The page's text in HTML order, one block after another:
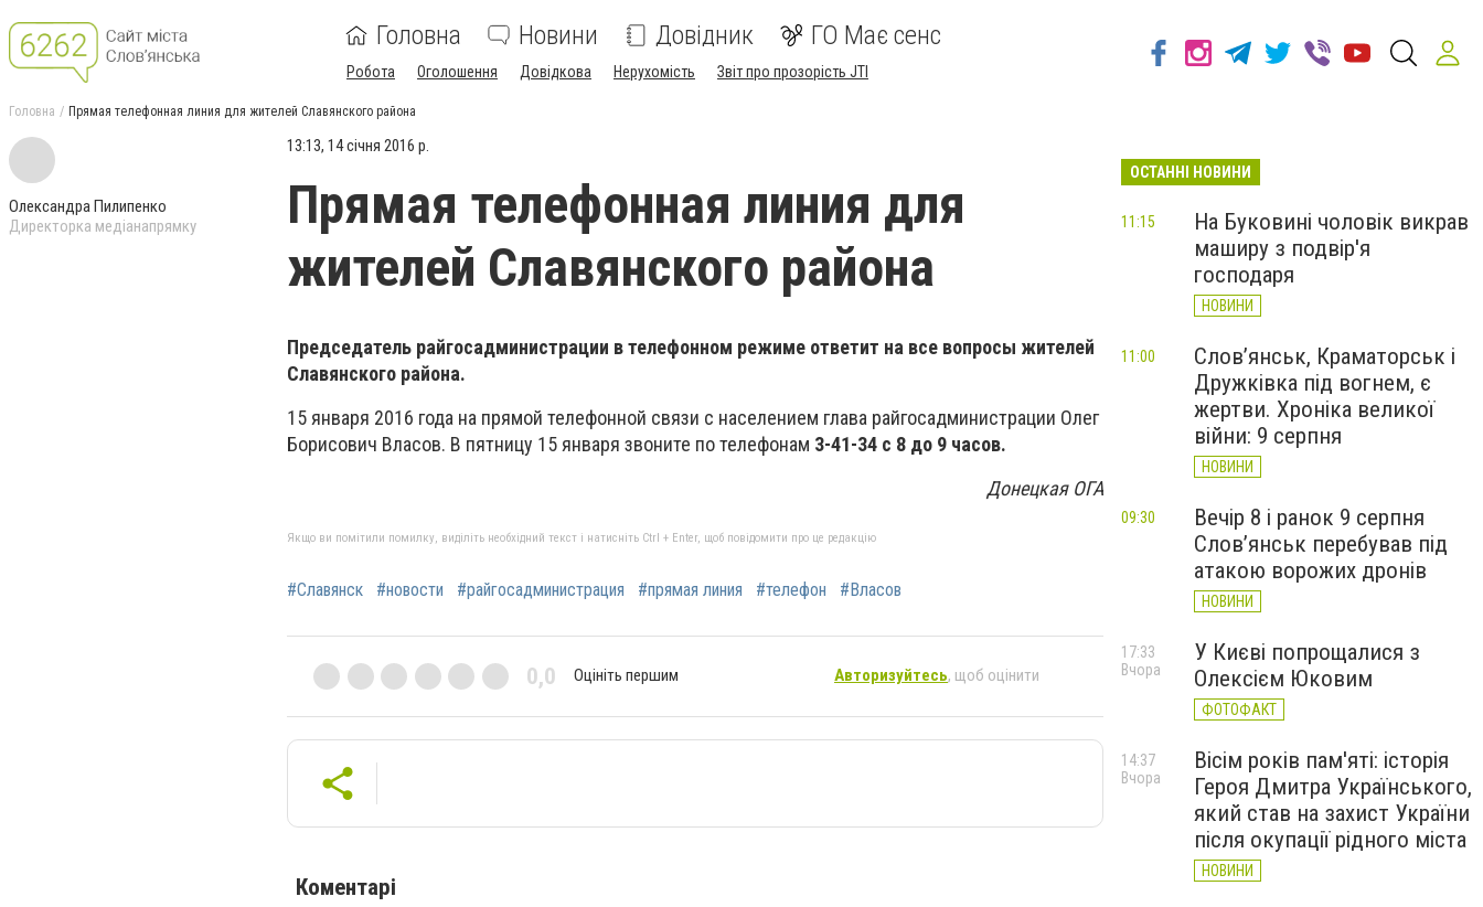
Головна Новини Довідник ГО Має сенс
Робота Оголошення Довідкова Нерухомість Звіт про прозорість JTI
Головна Прямая телефонная линия для жителей Славянского района
Олександра Пилипенко
Директорка медіанапрямку
13:13, 14 січня 2016 р.
Прямая телефонная линия для
жителей Славянского района
Председатель райгосадминистрации в телефонном режиме ответит на все вопросы жителей
Славянского района.
15 января 2016 года на прямой телефонной связи с населением глава райгосадминистрации Олег
Борисович Власов. В пятницу 15 января звоните по телефонам 3-41-34 с 8 до 9 часов.
Донецкая ОГА
Якщо ви помітили помилку, виділіть необхідний текст і натисніть Ctrl + Enter, щоб повідомити про це редакцію
#Славянск #новости #райгосадминистрация #прямая линия #телефон #Власов
0,0 Оцініть першим Авторизуйтесь, щоб оцінити
Коментарі
ОСТАННІ НОВИНИ
На Буковині чоловік викрав
маширу з подвір'я
господаря
НОВИНИ
11:15
Слов’янськ, Краматорськ і
Дружківка під вогнем, є
жертви. Хроніка великої
війни: 9 серпня
НОВИНИ
11:00
Вечір 8 і ранок 9 серпня
Слов’янськ перебував під
атакою ворожих дронів
НОВИНИ
09:30
У Києві попрощалися з
Олексієм Юковим
ФОТОФАКТ
17:33
Вчора
Вісім років пам'яті: історія
Героя Дмитра Українського,
який став на захист України
після окупації рідного міста
НОВИНИ
14:37
Вчора